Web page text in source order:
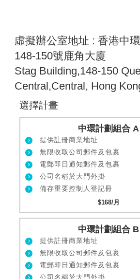
虛擬辦公室地址 : 香港中
148-150號鹿角大廈
Stag Building,148-150
Central,Central, Hong
選擇計畫
中環計劃組合 A
提供註冊商業地址
無限收取公司郵件及包裹
電郵即日通知郵件及包裹
公司名稱於大門外掛
備存重要控制人登記冊
$168/月
中環計劃組合 B
提供註冊商業地址
無限收取公司郵件及包裹
電郵即日通知郵件及包裹
公司名稱於大門外掛